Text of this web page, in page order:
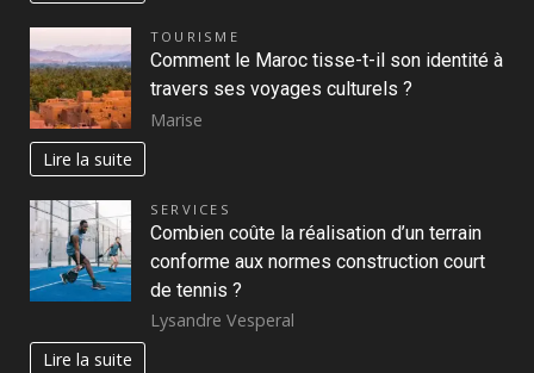
TOURISME
Comment le Maroc tisse-t-il son identité à
travers ses voyages culturels ?
Marise
Lire la suite
SERVICES
Combien coûte la réalisation d’un terrain
conforme aux normes construction court
de tennis ?
Lysandre Vesperal
Lire la suite